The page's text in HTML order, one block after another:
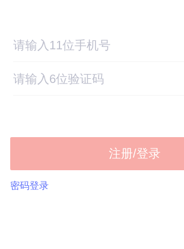
注册/登录
密码登录